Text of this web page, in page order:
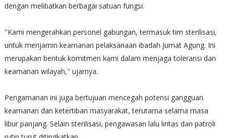
dengan melibatkan berbagai satuan fungsi.
"Kami mengerahkan personel gabungan, termasuk tim sterilisasi,
untuk menjamin keamanan pelaksanaan ibadah Jumat Agung. Ini
merupakan bentuk komitmen kami dalam menjaga toleransi dan
keamanan wilayah," ujarnya.
Pengamanan ini juga bertujuan mencegah potensi gangguan
keamanan dan ketertiban masyarakat, terutama selama masa
libur panjang. Selain sterilisasi, pengawasan lalu lintas dan patroli